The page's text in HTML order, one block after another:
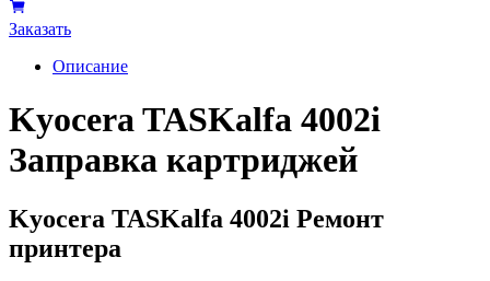
Заказать
Описание
Kyocera TASKalfa 4002i
Заправка картриджей
Kyocera TASKalfa 4002i Ремонт
принтера